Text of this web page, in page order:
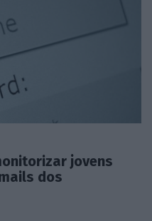
jovens
dos